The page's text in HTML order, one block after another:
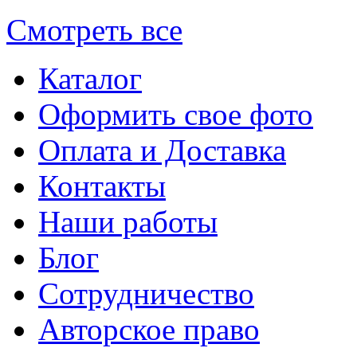
Смотреть все
Каталог
Оформить свое фото
Оплата и Доставка
Контакты
Наши работы
Блог
Сотрудничество
Авторское право